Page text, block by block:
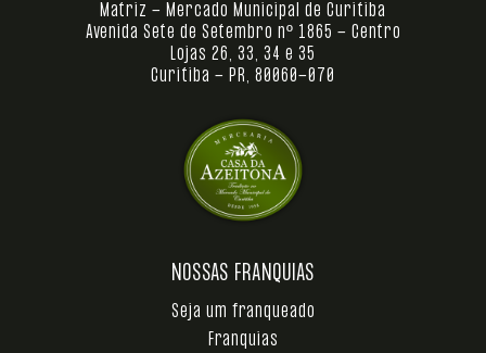
NOSSAS FRANQUIAS
Seja um franqueado
Franquias
Matriz - Mercado Municipal de Curitiba
Avenida Sete de Setembro nº 1865 - Centro
Lojas 26, 33, 34 e 35
Curitiba - PR, 80060-070